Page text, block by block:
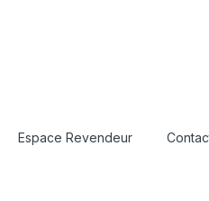
Espace Revendeur